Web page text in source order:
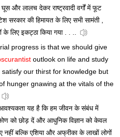
और लालच देकर राष्ट्रवादी वर्गों में फूट
सरकार की हिमायत के लिए सभी सामंती ,
के लिए इकट्ठा किया गया . . ..
progress is that we should give
outlook on life and study
our thirst for knowledge but
hunger gnawing at the vitals of the
आवश्यकता यह है कि हम जीवन के संबंध में
को छोड़ दें और आधुनिक विज्ञान को केवल
नहीं बल्कि एशिया और अफ्रीका के लाखों लोगों